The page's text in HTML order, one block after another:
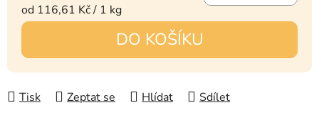
Měrná cena:
od 116,61 Kč / 1 kg
DO KOŠÍKU
Tisk Zeptat se Hlídat Sdílet